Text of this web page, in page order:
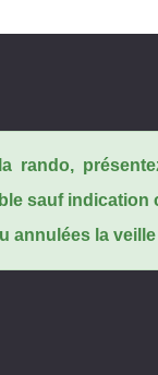
rando,
sauf indication
annulées la